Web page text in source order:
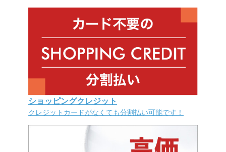
ショッピングクレジット
クレジットカードがなくても分割払い可能です！